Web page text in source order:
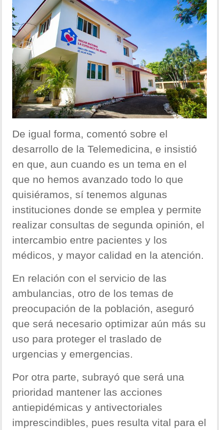
De igual forma, comentó sobre el
desarrollo de la Telemedicina, e insistió
en que, aun cuando es un tema en el
que no hemos avanzado todo lo que
quisiéramos, sí tenemos algunas
instituciones donde se emplea y permite
realizar consultas de segunda opinión, el
intercambio entre pacientes y los
médicos, y mayor calidad en la atención.
En relación con el servicio de las
ambulancias, otro de los temas de
preocupación de la población, aseguró
que será necesario optimizar aún más su
uso para proteger el traslado de
urgencias y emergencias.
Por otra parte, subrayó que será una
prioridad mantener las acciones
antiepidémicas y antivectoriales
imprescindibles, pues resulta vital para el